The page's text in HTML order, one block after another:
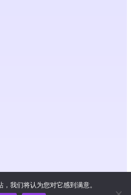
我们将认为您对它感到满意。